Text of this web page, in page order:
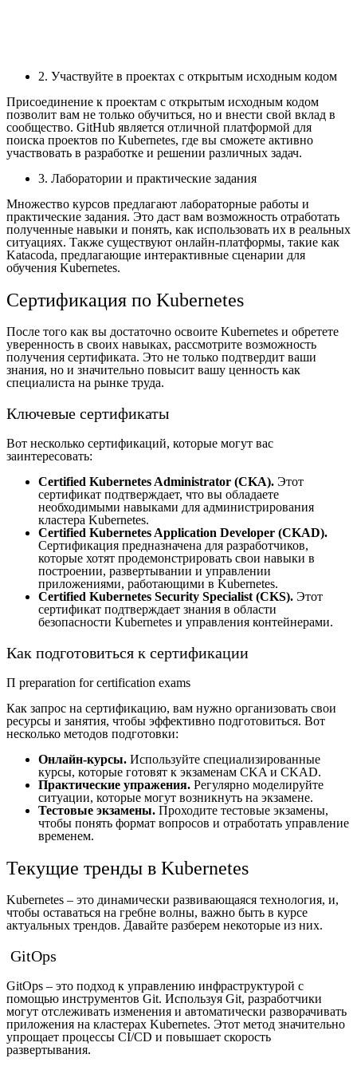
2. Участвуйте в проектах с открытым исходным кодом
Присоединение к проектам с открытым исходным кодом
позволит вам не только обучиться, но и внести свой вклад в
сообщество. GitHub является отличной платформой для
поиска проектов по Kubernetes, где вы сможете активно
участвовать в разработке и решении различных задач.
3. Лаборатории и практические задания
Множество курсов предлагают лабораторные работы и
практические задания. Это даст вам возможность отработать
полученные навыки и понять, как использовать их в реальных
ситуациях. Также существуют онлайн-платформы, такие как
Katacoda, предлагающие интерактивные сценарии для
обучения Kubernetes.
Сертификация по Kubernetes
После того как вы достаточно освоите Kubernetes и обретете
уверенность в своих навыках, рассмотрите возможность
получения сертификата. Это не только подтвердит ваши
знания, но и значительно повысит вашу ценность как
специалиста на рынке труда.
Ключевые сертификаты
Вот несколько сертификаций, которые могут вас
заинтересовать:
Certified Kubernetes Administrator (CKA). Этот
сертификат подтверждает, что вы обладаете
необходимыми навыками для администрирования
кластера Kubernetes.
Certified Kubernetes Application Developer (CKAD).
Сертификация предназначена для разработчиков,
которые хотят продемонстрировать свои навыки в
построении, развертывании и управлении
приложениями, работающими в Kubernetes.
Certified Kubernetes Security Specialist (CKS). Этот
сертификат подтверждает знания в области
безопасности Kubernetes и управления контейнерами.
Как подготовиться к сертификации
П preparation for certification exams
Как запрос на сертификацию, вам нужно организовать свои
ресурсы и занятия, чтобы эффективно подготовиться. Вот
несколько методов подготовки:
Онлайн-курсы. Используйте специализированные
курсы, которые готовят к экзаменам CKA и CKAD.
Практические упражения. Регулярно моделируйте
ситуации, которые могут возникнуть на экзамене.
Тестовые экзамены. Проходите тестовые экзамены,
чтобы понять формат вопросов и отработать управление
временем.
Текущие тренды в Kubernetes
Kubernetes – это динамически развивающаяся технология, и,
чтобы оставаться на гребне волны, важно быть в курсе
актуальных трендов. Давайте разберем некоторые из них.
GitOps
GitOps – это подход к управлению инфраструктурой с
помощью инструментов Git. Используя Git, разработчики
могут отслеживать изменения и автоматически разворачивать
приложения на кластерах Kubernetes. Этот метод значительно
упрощает процессы CI/CD и повышает скорость
развертывания.